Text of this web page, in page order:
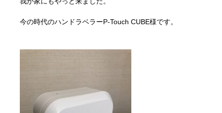
今の時代のハンドラベラーP-Touch CUBE様です。